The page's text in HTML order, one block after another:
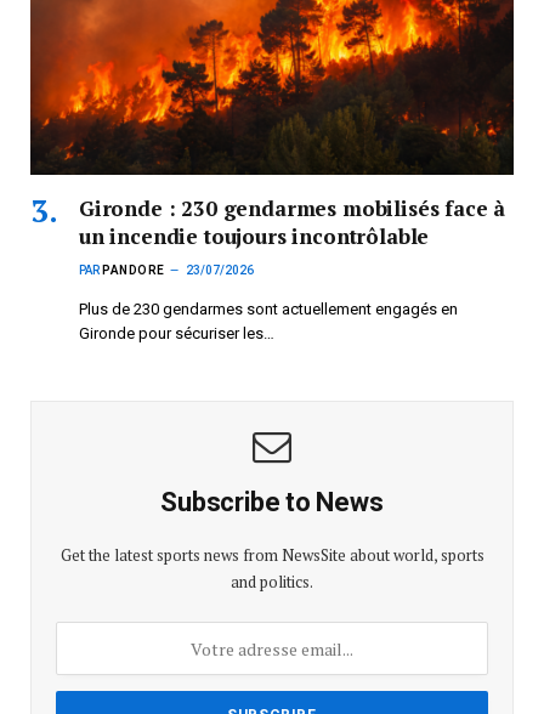
Gironde : 230 gendarmes mobilisés face à
un incendie toujours incontrôlable
PAR PANDORE 23/07/2026
Plus de 230 gendarmes sont actuellement engagés en
Gironde pour sécuriser les…
Subscribe to News
Get the latest sports news from NewsSite about world, sports
and politics.